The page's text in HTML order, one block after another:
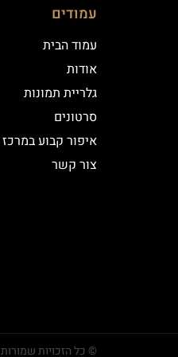
עמודים
עמוד הבית
אודות
גלריית תמונות
סרטונים
איפור קבוע במרכז
צור קשר
© כל הזכויות שמורות Moran's Place